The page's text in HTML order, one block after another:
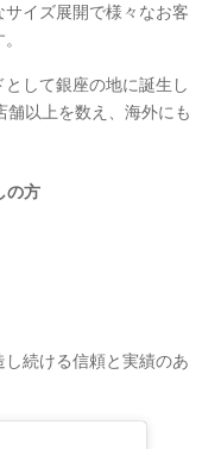
イズ展開で様々なお客
して銀座の地に誕生し
以上を数え、海外にも
の方
続ける信頼と実績のあ